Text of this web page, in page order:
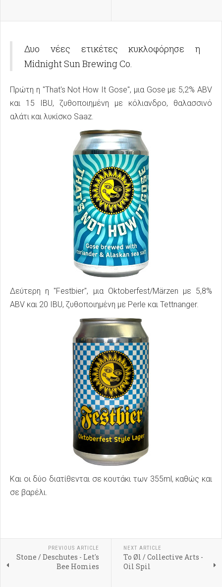
Δυο νέες ετικέτες κυκλοφόρησε η
Midnight Sun Brewing Co.
Πρώτη η "That's Not How It Gose", μια Gose με 5,2% ABV
και 15 IBU, ζυθοποιημένη με κόλιανδρο, θαλασσινό
αλάτι και λυκίσκο Saaz.
Δεύτερη η "Festbier", μια Oktoberfest/Märzen με 5,8%
ABV και 20 IBU, ζυθοποιημένη με Perle και Tettnanger.
Και οι δύο διατίθενται σε κουτάκι των 355ml, καθώς και
σε βαρέλι.
PREVIOUS ARTICLE
Stone / Deschutes - Let's
Bee Homies
NEXT ARTICLE
To Øl / Collective Arts -
Oil Spil